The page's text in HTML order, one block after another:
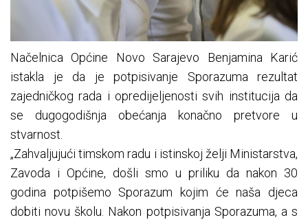
Načelnica Općine Novo Sarajevo Benjamina Karić
istakla je da je potpisivanje Sporazuma rezultat
zajedničkog rada i opredijeljenosti svih institucija da
se dugogodišnja obećanja konačno pretvore u
stvarnost.
„Zahvaljujući timskom radu i istinskoj želji Ministarstva,
Zavoda i Općine, došli smo u priliku da nakon 30
godina potpišemo Sporazum kojim će naša djeca
dobiti novu školu. Nakon potpisivanja Sporazuma, a s